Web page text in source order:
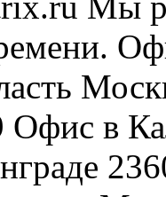
Офис в